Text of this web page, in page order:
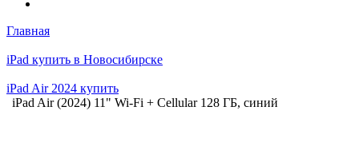
Главная
iPad купить в Новосибирске
iPad Air 2024 купить
iPad Air (2024) 11" Wi-Fi + Cellular 128 ГБ, синий